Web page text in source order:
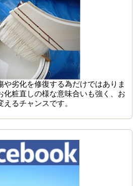
や劣化を修復する為だけではありま
化粧直しの様な意味合いも強く、お
るチャンスです。